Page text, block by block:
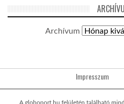
Archívum
Impresszum
A globoport.hu felületén található